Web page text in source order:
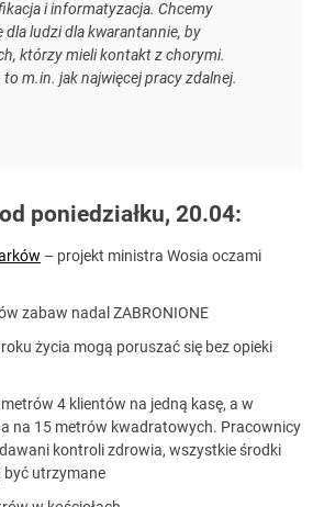
i informatyzacja. Chcemy
dla ludzi dla kwarantannie, by
którzy mieli kontakt z chorymi.
m.in. jak najwięcej pracy zdalnej.
poniedziałku, 20.04:
– projekt ministra Wosia oczami
zabaw nadal ZABRONIONE
życia mogą poruszać się bez opieki
4 klientów na jedną kasę, a w
na 15 metrów kwadratowych. Pracownicy
kontroli zdrowia, wszystkie środki
być utrzymane